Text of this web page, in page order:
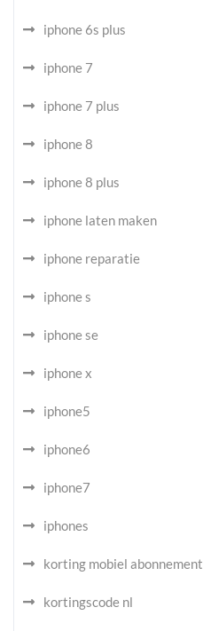
iphone 6s plus
iphone 7
iphone 7 plus
iphone 8
iphone 8 plus
iphone laten maken
iphone reparatie
iphone s
iphone se
iphone x
iphone5
iphone6
iphone7
iphones
korting mobiel abonnement
kortingscode nl